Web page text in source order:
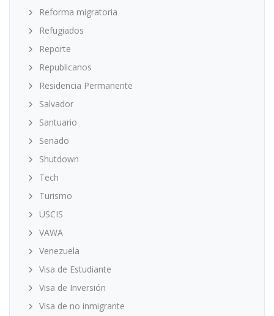
Reforma migratoria
Refugiados
Reporte
Republicanos
Residencia Permanente
Salvador
Santuario
Senado
Shutdown
Tech
Turismo
USCIS
VAWA
Venezuela
Visa de Estudiante
Visa de Inversión
Visa de no inmigrante